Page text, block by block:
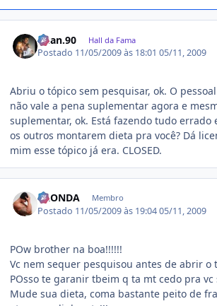
Ruan.90 Hall da Fama
Postado 11/05/2009 às 18:0105/11, 2009
Abriu o tópico sem pesquisar, ok. O
não vale a pena suplementar agora e
suplementar, ok. Está fazendo tudo errado
os outros montarem dieta pra você? Dá
mim esse tópico já era. CLOSED.
LAONDA Membro
Postado 11/05/2009 às 19:0405/11, 2009
POw brother na boa!!!!!!
Vc nem sequer pesquisou antes de abrir o
POsso te garanir tbeim q ta mt cedo pra
Mude sua dieta, coma bastante peito de